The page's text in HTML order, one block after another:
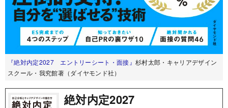
『絶対内定2027 エントリーシート・面接』杉村太郎・キャリアデザイン
スクール・我究館著（ダイヤモンド社）
絶対内定2027